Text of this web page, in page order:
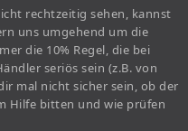
rechtzeitig sehen, kannst
uns umgehend um die
die 10% Regel, die bei
seriös sein (z.B. von
mal nicht sicher sein, ob der
Hilfe bitten und wie prüfen